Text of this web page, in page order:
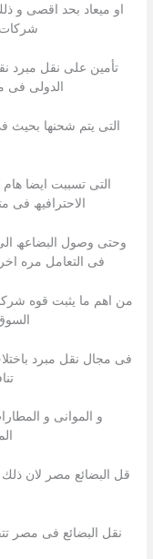
او میعاد بحد اقصى و
تأمین على نقل مبرد
الدولى فى
التى یتم شحنھا بحیث
التى تسببت ایضا
الاحترافیھ فى
وحتى وصول البضاعھ
فى التعامل مره
من اھم ما یثبت قوه
فى مجال نقل مبرد
و الموانى و
قل البضائع مصر لان
نقل البضائع فى مصر